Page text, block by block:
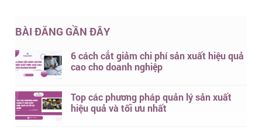
BÀI ĐĂNG GẦN ĐÂY
6 cách cắt giảm chi phí sản xuất hiệu quả
cao cho doanh nghiệp
Top các phương pháp quản lý sản xuất
hiệu quả và tối ưu nhất